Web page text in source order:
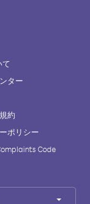
て
ター
約
ポリシー
Code